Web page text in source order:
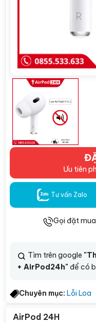
Ưu tiên
Tư vấn Zalo
Gọi đặt mua
Tìm trên google
+ AirPod24h"để có
Chuyên mục: Lỗi Loa
AirPod 24H